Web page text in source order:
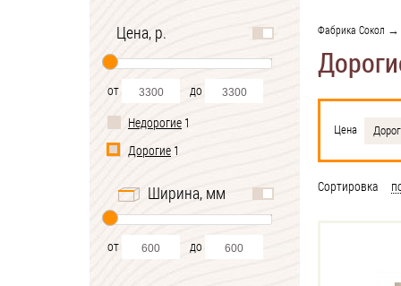
Цена, р.
от
до
Недорогие 1
Дорогие 1
Ширина, мм
от до
Фабрика Сокол →
Цена
Сортировка